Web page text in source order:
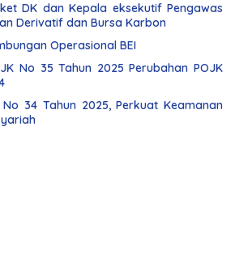
dan Kepala eksekutif Pengawas
Derivatif dan Bursa Karbon
Operasional BEI
No 35 Tahun 2025 Perubahan POJK
34 Tahun 2025, Perkuat Keamanan
BPR Syariah